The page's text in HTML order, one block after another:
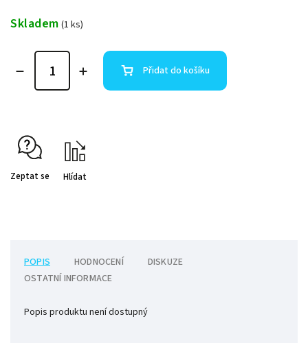
Skladem (1 ks)
Přidat do košíku
Zeptat se Hlídat
POPIS HODNOCENÍ
DISKUZE
OSTATNÍ INFORMACE
Popis produktu není dostupný